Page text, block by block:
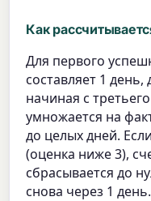
Как
Для первого
составляет 1
начиная с
умножается на
до целых дней.
(оценка ниже 3),
сбрасывается до
снова через 1 день.